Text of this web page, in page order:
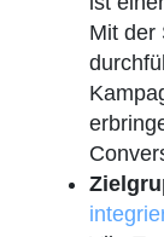
Mit der